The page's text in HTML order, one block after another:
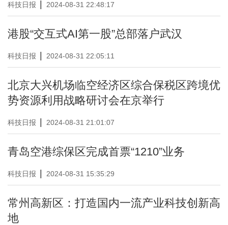
科技日报 2024-08-31 22:48:17
港股“交互式AI第一股”总部落户武汉
科技日报 2024-08-31 22:05:11
北京大兴机场临空经济区综合保税区跨境优
势资源利用战略研讨会在京举行
科技日报 2024-08-31 21:01:07
青岛空港综保区完成首票“1210”业务
科技日报 2024-08-31 15:35:29
常州高新区：打造国内一流产业科技创新高
地